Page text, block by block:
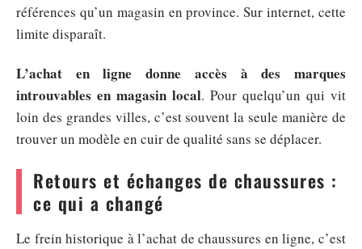
références qu’un magasin en province. Sur internet, cette
limite disparaît.
L’achat en ligne donne accès à des marques
introuvables en magasin local. Pour quelqu’un qui vit
loin des grandes villes, c’est souvent la seule manière de
trouver un modèle en cuir de qualité sans se déplacer.
Retours et échanges de chaussures :
ce qui a changé
Le frein historique à l’achat de chaussures en ligne, c’est